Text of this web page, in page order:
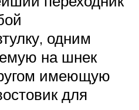
одним
на шнек
имеющую
для